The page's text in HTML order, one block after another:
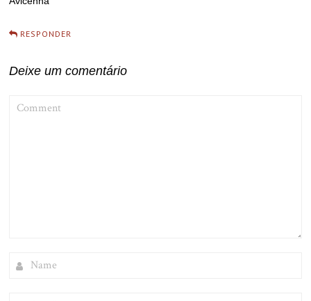
RESPONDER
Deixe um comentário